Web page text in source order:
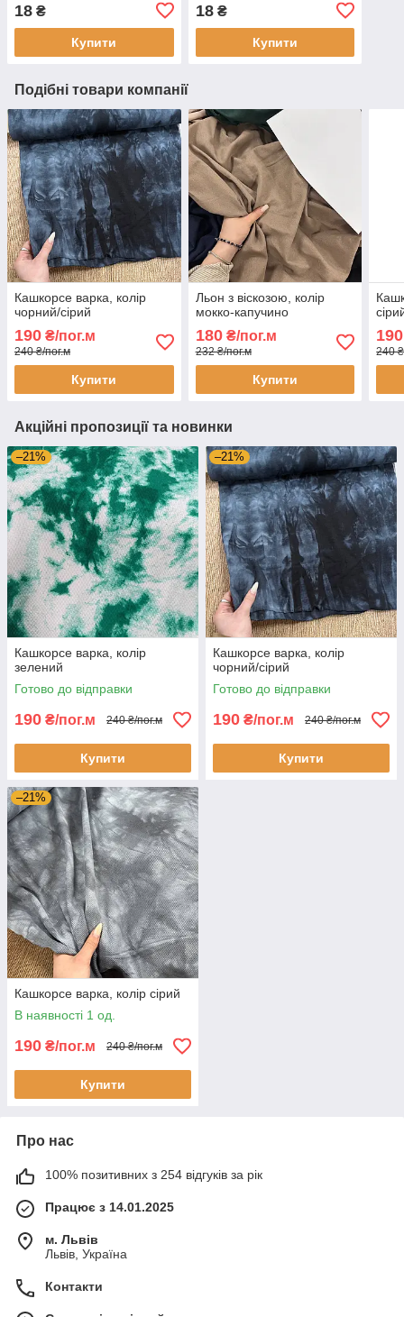
18 ₴
Купити
18₴
Купити
Подібні товари компанії
Кашкорсе варка, колір
чорний/сірий
190 ₴/пог.м
240 ₴/пог.м
Купити
Льон з віскозою, колір
мокко-капучино
180₴/пог.м
232 ₴/пог.м
Купити
190
240
Акційні пропозиції та новинки
–21%
Кашкорсе варка, колір
зелений
Готово до відправки
190 ₴/пог.м 240 ₴/пог.м
Купити
–21%
Кашкорсе варка, колір
чорний/сірий
Готово до відправки
190 ₴/пог.м 240 ₴/пог.м
Купити
–21%
Кашкорсе варка, колір сірий
В наявності 1 од.
190 ₴/пог.м 240 ₴/пог.м
Купити
Про нас
100% позитивних з 254 відгуків за рік
Працює з 14.01.2025
м. Львів
Львів, Україна
Контакти